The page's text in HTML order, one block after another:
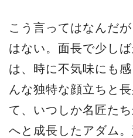
こう言ってはなんだ
はない。面長で少し
は、時に不気味にも
んな独特な顔立ちと
て、いつしか名匠た
へと成長したアダム